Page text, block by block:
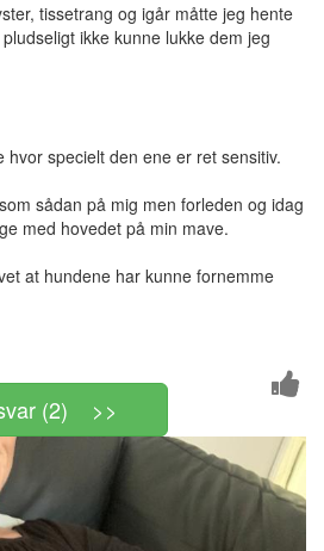
tissetrang og igår måtte jeg hente
ikke kunne lukke dem jeg
hvor specielt den ene er ret sensitiv.
sådan på mig men forleden og idag
med hovedet på min mave.
at hundene har kunne fornemme
(2) >>